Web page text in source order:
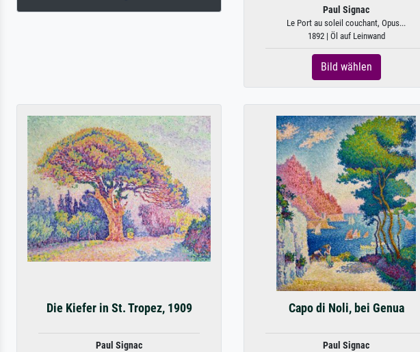
Paul Signac
Le Port au soleil couchant, Opus...
1892 | Öl auf Leinwand
Bild wählen
Die Kiefer in St. Tropez, 1909
Paul Signac
Capo di Noli, bei Genua
Paul Signac